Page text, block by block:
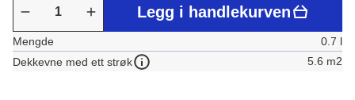
Legg i handlekurven
Mengde
0.7 l
Dekkevne med ett strøk
5.6 m2